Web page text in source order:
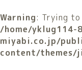
Warning: Trying
/home/yklug114-
miyabi.co.jp/
content/themes/